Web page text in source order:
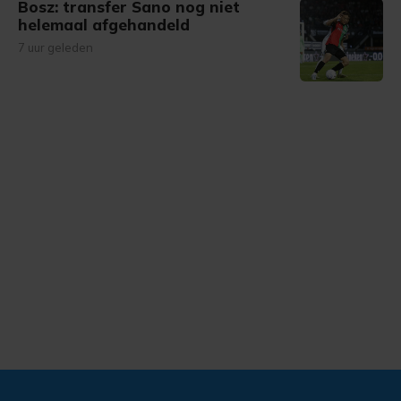
Bosz: transfer Sano nog niet
helemaal afgehandeld
7 uur geleden